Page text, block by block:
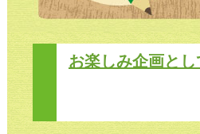
お楽しみ企画と